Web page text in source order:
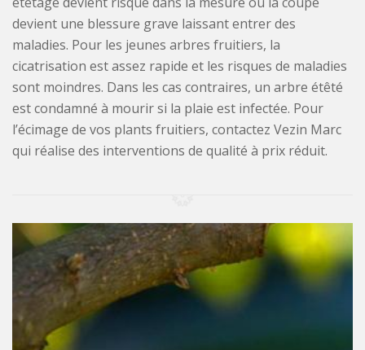
devient une blessure grave laissant entrer des
maladies. Pour les jeunes arbres fruitiers, la
cicatrisation est assez rapide et les risques de maladies
sont moindres. Dans les cas contraires, un arbre étêté
est condamné à mourir si la plaie est infectée. Pour
l’écimage de vos plants fruitiers, contactez Vezin Marc
qui réalise des interventions de qualité à prix réduit.